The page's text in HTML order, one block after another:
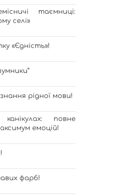
таємниці:
селі»
«Єдність»!
рідної мови!
повне
емоцій!
фарб!